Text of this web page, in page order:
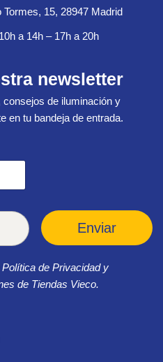
15, 28947 Madrid
a 14h – 17h a 20h
newsletter
de iluminación y
en tu bandeja de entrada.
Enviar
de Privacidad y
de Tiendas Vieco.